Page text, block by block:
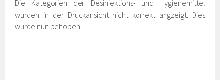
Die Kategorien der Desinfektions- und Hygienemittel
wurden in der Druckansicht nicht korrekt angzeigt. Dies
wurde nun behoben.